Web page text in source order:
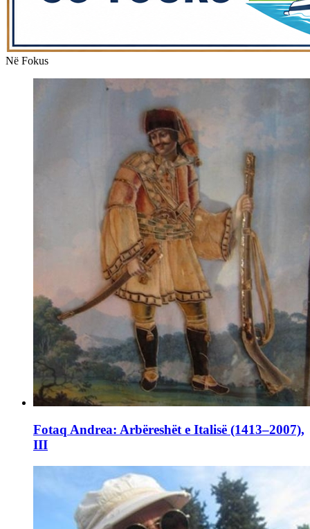
Në Fokus
Fotaq Andrea: Arbëreshët e Italisë (1413–2007),
III